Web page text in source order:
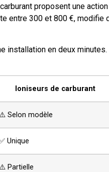
proposent une
entre 300 et 800 €, modifie
installation en deux
Ioniseurs de carburant
Selon modèle
Unique
Partielle